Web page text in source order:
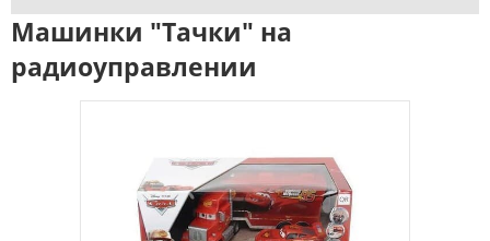
Машинки "Тачки" на
радиоуправлении